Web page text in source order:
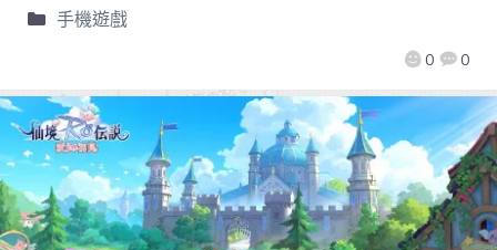
0 0
手機遊戲